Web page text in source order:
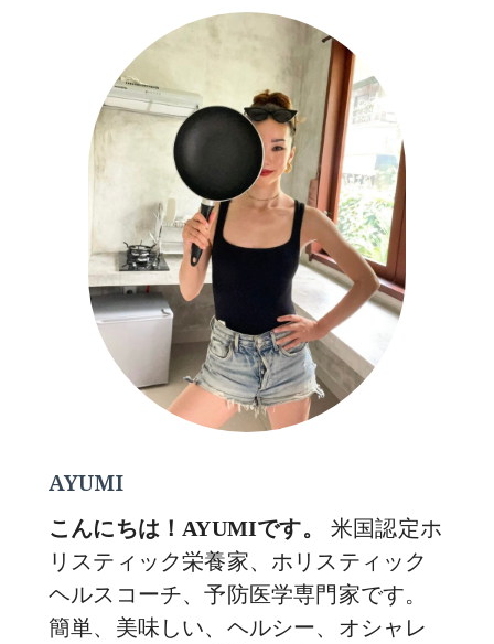
AYUMI
こんにちは！AYUMIです。
米国認定ホ
リスティック栄養家、ホリスティック
ヘルスコーチ、予防医学専門家です。
簡単、美味しい、ヘルシー、オシャレ